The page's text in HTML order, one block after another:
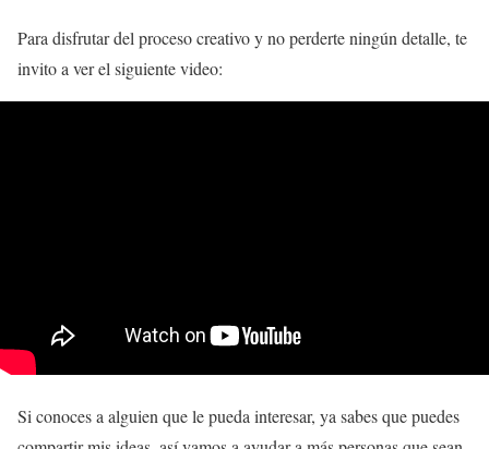
Para disfrutar del proceso creativo y no perderte ningún detalle, te
invito a ver el siguiente video:
Si conoces a alguien que le pueda interesar, ya sabes que puedes